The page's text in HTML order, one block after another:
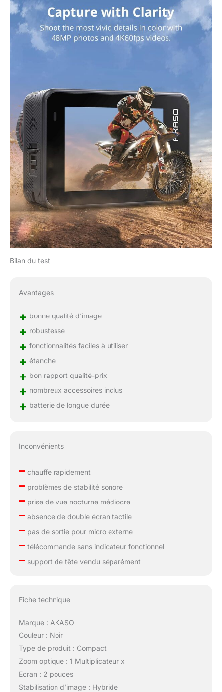
caméras, y compris
GoPro.
Bilan du test
Avantages
+ bonne qualité d’image
+ robustesse
+ fonctionnalités faciles à utiliser
+ étanche
+ bon rapport qualité-prix
+ nombreux accessoires inclus
+ batterie de longue durée
Inconvénients
–chauffe rapidement
–problèmes de stabilité sonore
–prise de vue nocturne médiocre
–absence de double écran tactile
–pas de sortie pour micro externe
–télécommande sans indicateur fonctionnel
–support de tête vendu séparément
Fiche technique
Marque : AKASO
Couleur : Noir
Type de produit : Compact
Zoom optique : 1 Multiplicateur x
Ecran : 2 pouces
Stabilisation d’image : Hybride